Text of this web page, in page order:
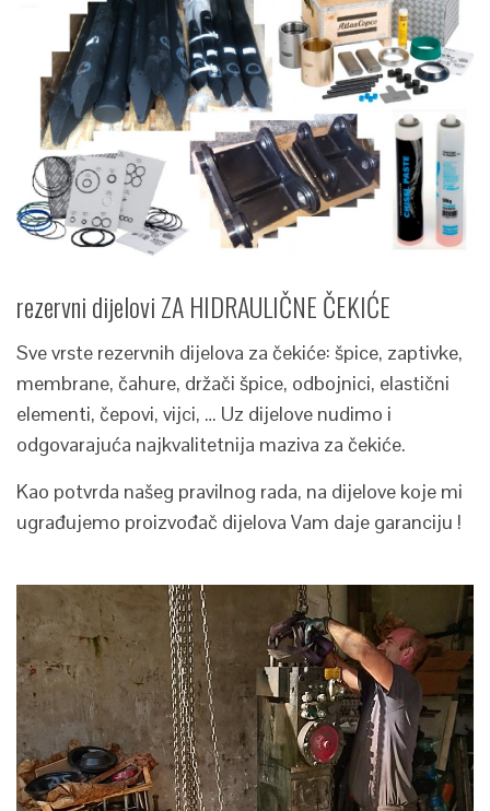
rezervni dijelovi ZA HIDRAULIČNE ČEKIĆE
Sve vrste rezervnih dijelova za čekiće: špice, zaptivke,
membrane, čahure, držači špice, odbojnici, elastični
elementi, čepovi, vijci, … Uz dijelove nudimo i
odgovarajuća najkvalitetnija maziva za čekiće.
Kao potvrda našeg pravilnog rada, na dijelove koje mi
ugrađujemo proizvođač dijelova Vam daje garanciju !